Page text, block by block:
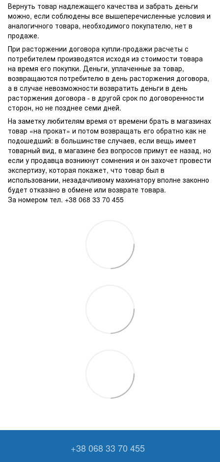
Вернуть товар надлежащего качества и забрать деньги
можно, если соблюдены все вышеперечисленные условия и
аналогичного товара, необходимого покупателю, нет в
продаже.
При расторжении договора купли-продажи расчеты с
потребителем производятся исходя из стоимости товара
на время его покупки. Деньги, уплаченные за товар,
возвращаются потребителю в день расторжения договора,
а в случае невозможности возвратить деньги в день
расторжения договора - в другой срок по договоренности
сторон, но не позднее семи дней.
На заметку любителям время от времени брать в магазинах
товар «на прокат» и потом возвращать его обратно как не
подошедший: в большинстве случаев, если вещь имеет
товарный вид, в магазине без вопросов примут ее назад, но
если у продавца возникнут сомнения и он захочет провести
экспертизу, которая покажет, что товар был в
использовании, незадачливому махинатору вполне законно
будет отказано в обмене или возврате товара.
За номером тел. +38 068 33 70 455
+38 068 33 70 455